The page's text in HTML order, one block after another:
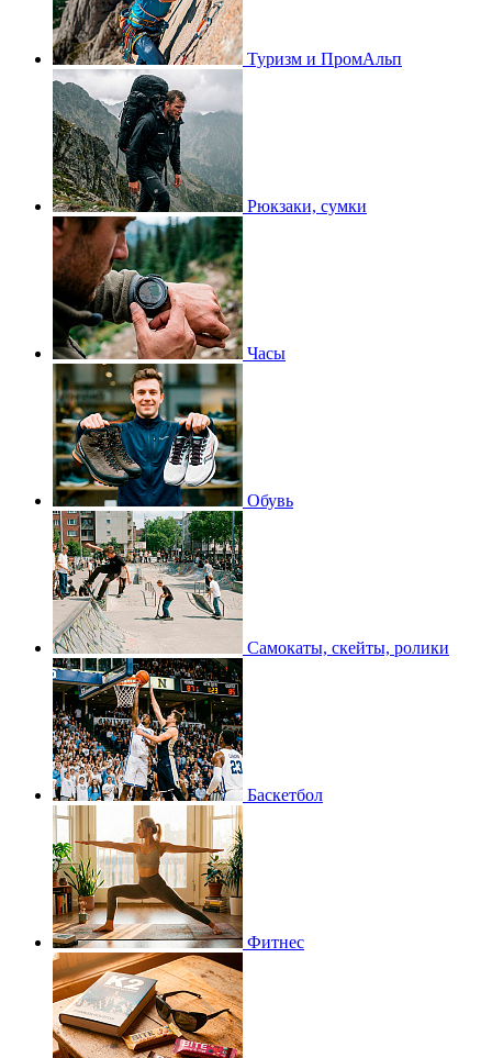
Туризм и ПромАльп
Рюкзаки, сумки
Часы
Обувь
Самокаты, скейты, ролики
Баскетбол
Фитнес